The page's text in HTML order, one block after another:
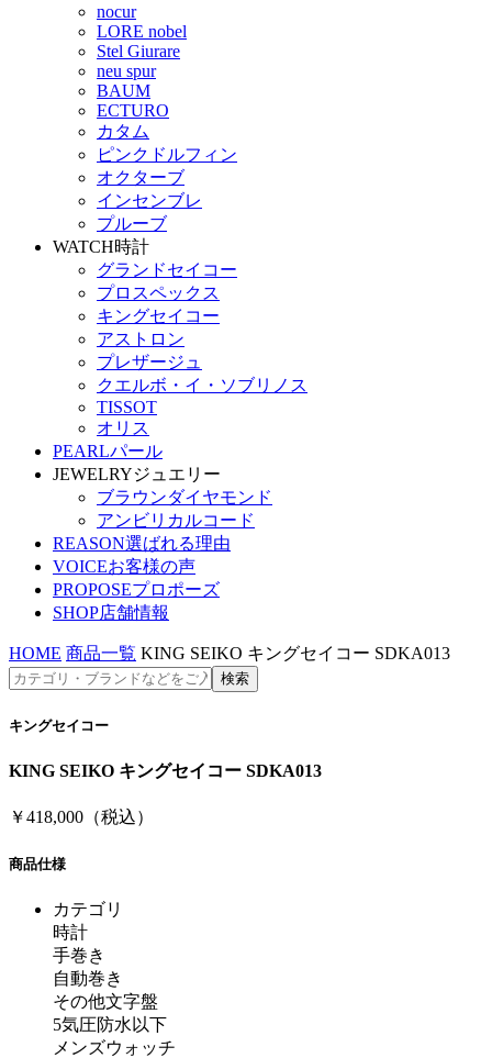
nocur
LORE nobel
Stel Giurare
neu spur
BAUM
ECTURO
カタム
ピンクドルフィン
オクターブ
インセンブレ
プルーブ
WATCH時計
グランドセイコー
プロスペックス
キングセイコー
アストロン
プレザージュ
クエルボ・イ・ソブリノス
TISSOT
オリス
PEARLパール
JEWELRYジュエリー
ブラウンダイヤモンド
アンビリカルコード
REASON選ばれる理由
VOICEお客様の声
PROPOSEプロポーズ
SHOP店舗情報
HOME 商品一覧 KING SEIKO キングセイコー SDKA013
キングセイコー
KING SEIKO キングセイコー SDKA013
￥418,000（税込）
商品仕様
カテゴリ
時計
手巻き
自動巻き
その他文字盤
5気圧防水以下
メンズウォッチ